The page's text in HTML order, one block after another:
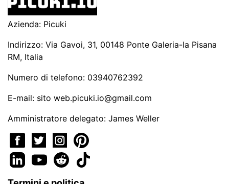
Azienda: Picuki
Indirizzo: Via Gavoi, 31, 00148 Ponte Galeria-la Pisana
RM, Italia
Numero di telefono: 03940762392
E-mail: sito web.picuki.io@gmail.com
Amministratore delegato: James Weller